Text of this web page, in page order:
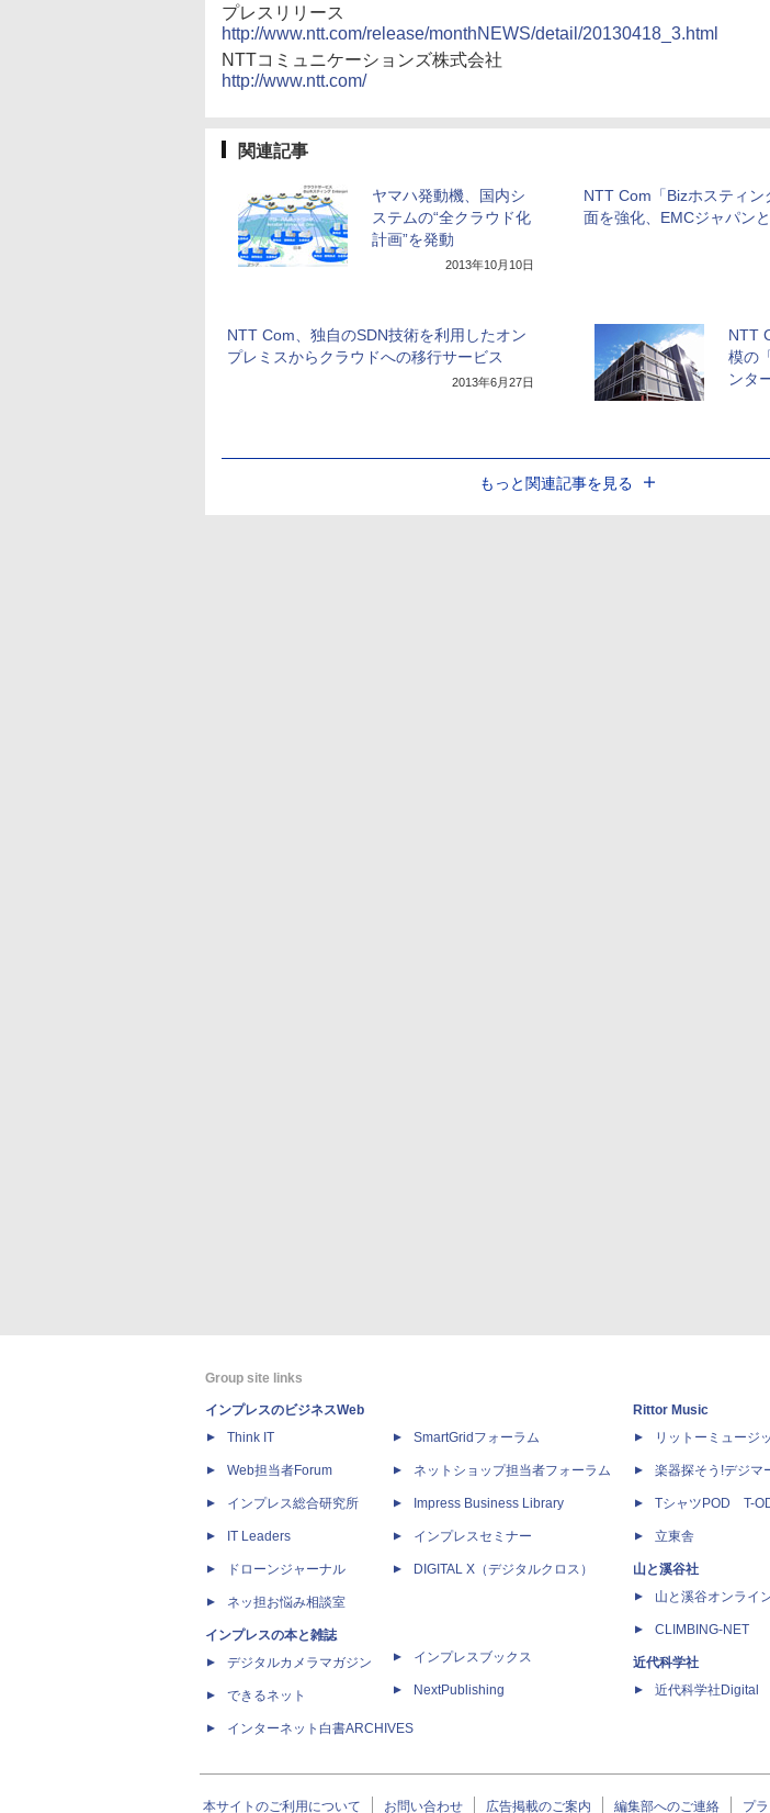
プレスリリース
http://www.ntt.com/release/monthNEWS/detail/20130418_3.html
NTTコミュニケーションズ株式会社
http://www.ntt.com/
関連記事
ヤマハ発動機、国内シ
ステムの“全クラウド化
計画”を発動
2013年10月10日
NTT Com「Bizホスティン
面を強化、EMCジャパン
NTT Com、独自のSDN技術を利用したオン
プレミスからクラウドへの移行サービス
2013年6月27日
NTT
模の
ンタ
もっと関連記事を見る
Group site links
インプレスのビジネスWeb
Think IT
Web担当者Forum
インプレス総合研究所
IT Leaders
ドローンジャーナル
ネッ担お悩み相談室
インプレスの本と雑誌
デジタルカメラマガジン
できるネット
インターネット白書ARCHIVES
SmartGridフォーラム
ネットショップ担当者フォーラム
Impress Business Library
インプレスセミナー
DIGITAL X（デジタルクロス）
インプレスブックス
NextPublishing
Rittor Music
リットーミュージ
楽器探そう!デジマ
TシャツPOD T-
立東舎
山と溪谷社
山と溪谷オンライ
CLIMBING-NET
近代科学社
近代科学社Digital
本サイトのご利用について お問い合わせ 広告掲載のご案内 編集部へのご連絡 プ